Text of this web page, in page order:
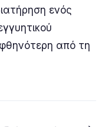
ενός
από τη